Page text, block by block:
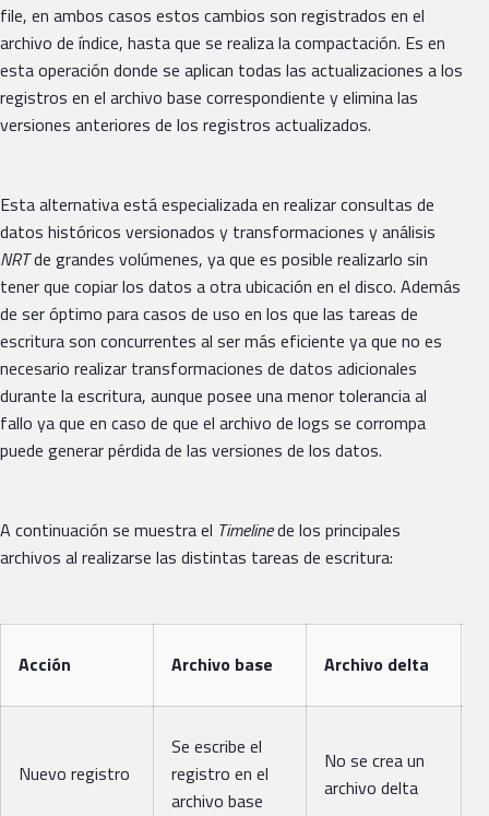
file, en ambos casos estos cambios son registrados en el
archivo de índice, hasta que se realiza la compactación. Es en
esta operación donde se aplican todas las actualizaciones a los
registros en el archivo base correspondiente y elimina las
versiones anteriores de los registros actualizados.
Esta alternativa está especializada en realizar consultas de
datos históricos versionados y transformaciones y análisis
NRTde grandes volúmenes, ya que es posible realizarlo sin
tener que copiar los datos a otra ubicación en el disco. Además
de ser óptimo para casos de uso en los que las tareas de
escritura son concurrentes al ser más eficiente ya que no es
necesario realizar transformaciones de datos adicionales
durante la escritura, aunque posee una menor tolerancia al
fallo ya que en caso de que el archivo de logs se corrompa
puede generar pérdida de las versiones de los datos.
A continuación se muestra el Timelinede los principales
archivos al realizarse las distintas tareas de escritura:
Acción Archivo base Archivo delta
Nuevo registro
Se escribe el
registro en el
archivo base
No se crea un
archivo delta